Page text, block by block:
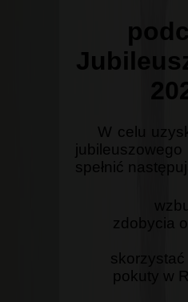
W celu
spełnić
zdobycia
skorzystać
pokuty w